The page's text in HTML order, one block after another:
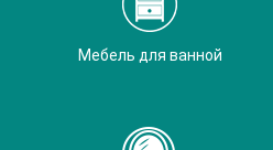
Мебель для ванной